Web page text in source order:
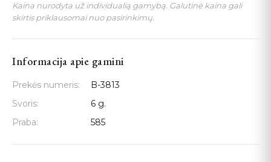
Kaina nurodyta už individualią gamybą. Galutinė kaina gali
skirtis priklausomai nuo pasirinkimų.
Informacija apie gamini
Prekės numeris:
B-3813
Svoris:
6 g.
Praba:
585